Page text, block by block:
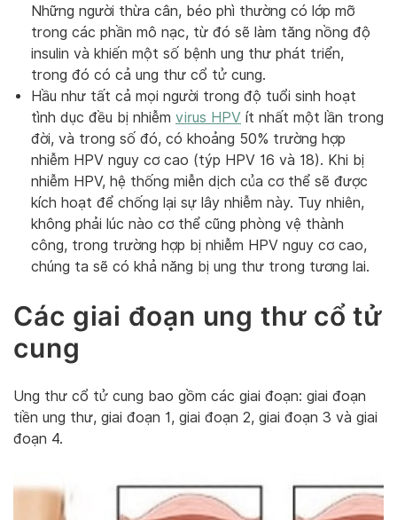
Những người thừa cân, béo phì thường có lớp mỡ
trong các phần mô nạc, từ đó sẽ làm tăng nồng độ
insulin và khiến một số bệnh ung thư phát triển,
trong đó có cả ung thư cổ tử cung.
Hầu như tất cả mọi người trong độ tuổi sinh hoạt
tình dục đều bị nhiễm virus HPV ít nhất một lần trong
đời, và trong số đó, có khoảng 50% trường hợp
nhiễm HPV nguy cơ cao (týp HPV 16 và 18). Khi bị
nhiễm HPV, hệ thống miễn dịch của cơ thể sẽ được
kích hoạt để chống lại sự lây nhiễm này. Tuy nhiên,
không phải lúc nào cơ thể cũng phòng vệ thành
công, trong trường hợp bị nhiễm HPV nguy cơ cao,
chúng ta sẽ có khả năng bị ung thư trong tương lai.
Các giai đoạn ung thư cổ tử
cung
Ung thư cổ tử cung bao gồm các giai đoạn: giai đoạn
tiền ung thư, giai đoạn 1, giai đoạn 2, giai đoạn 3 và giai
đoạn 4.